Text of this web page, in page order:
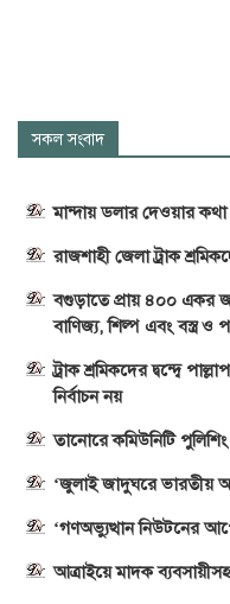
সকল সংবাদ
মান্দায় ডলার দেওয়ার
রাজশাহী জেলা ট্রাক
বগুড়াতে প্রায় ৪০০ একর
বাণিজ্য, শিল্প এবং বস্ত্র ও
ট্রাক শ্রমিকদের দ্বন্দ্বে
নির্বাচন নয়
তানোরে কমিউনিটি
‘জুলাই জাদুঘরে ভারতীয়
‘গণঅভ্যুত্থান নিউটনের
আত্রাইয়ে মাদক